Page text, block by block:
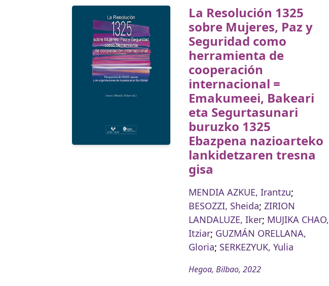
La Resolución 1325
sobre Mujeres, Paz y
Seguridad como
herramienta de
cooperación
internacional =
Emakumeei, Bakeari
eta Segurtasunari
buruzko 1325
Ebazpena nazioarteko
lankidetzaren tresna
gisa
MENDIA AZKUE, Irantzu;
BESOZZI, Sheida; ZIRION
LANDALUZE, Iker; MUJIKA CHAO,
Itziar; GUZMÁN ORELLANA,
Gloria; SERKEZYUK, Yulia
Hegoa, Bilbao, 2022